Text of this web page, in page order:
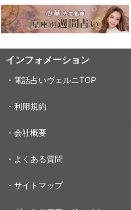
インフォメーション
・電話占いヴェルニTOP
・利用規約
・会社概要
・よくある質問
・サイトマップ